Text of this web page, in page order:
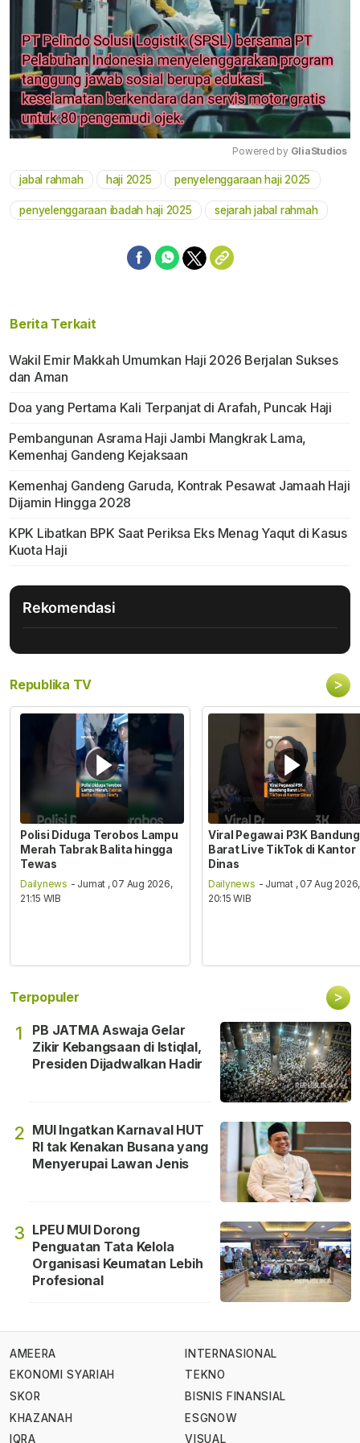
Mute
Powered by GliaStudios
jabal rahmah haji 2025 penyelenggaraan haji 2025
penyelenggaraan ibadah haji 2025 sejarah jabal rahmah
Berita Terkait
Wakil Emir Makkah Umumkan Haji 2026 Berjalan Sukses
dan Aman
Doa yang Pertama Kali Terpanjat di Arafah, Puncak Haji
Pembangunan Asrama Haji Jambi Mangkrak Lama,
Kemenhaj Gandeng Kejaksaan
Kemenhaj Gandeng Garuda, Kontrak Pesawat Jamaah Haji
Dijamin Hingga 2028
KPK Libatkan BPK Saat Periksa Eks Menag Yaqut di Kasus
Kuota Haji
Rekomendasi
Republika TV >
Polisi Diduga Terobos Lampu
Merah Tabrak Balita hingga
Tewas
Dailynews - Jumat , 07 Aug 2026,
21:15 WIB
Viral Pegawai P3K Bandung
Barat Live TikTok di Kantor
Dinas
Dailynews - Jumat , 07 Aug 2026,
20:15 WIB
Terpopuler >
1
PB JATMA Aswaja Gelar
Zikir Kebangsaan di Istiqlal,
Presiden Dijadwalkan Hadir
2 MUI Ingatkan Karnaval HUT
RI tak Kenakan Busana yang
Menyerupai Lawan Jenis
3 LPEU MUI Dorong
Penguatan Tata Kelola
Organisasi Keumatan Lebih
Profesional
AMEERA
EKONOMI SYARIAH
SKOR
KHAZANAH
IQRA
INTERNASIONAL
TEKNO
BISNIS FINANSIAL
ESGNOW
VISUAL